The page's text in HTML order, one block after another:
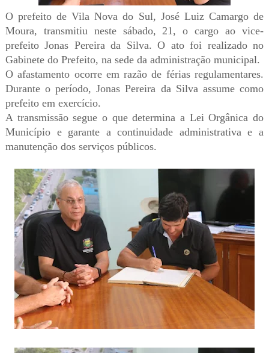
O prefeito de Vila Nova do Sul, José Luiz Camargo de
Moura, transmitiu neste sábado, 21, o cargo ao vice-
prefeito Jonas Pereira da Silva. O ato foi realizado no
Gabinete do Prefeito, na sede da administração municipal.
O afastamento ocorre em razão de férias regulamentares.
Durante o período, Jonas Pereira da Silva assume como
prefeito em exercício.
A transmissão segue o que determina a Lei Orgânica do
Município e garante a continuidade administrativa e a
manutenção dos serviços públicos.